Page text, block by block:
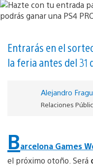
Entrarás en el
la feria antes del 31
Alejandro
Relaciones
Barcelona Games
el próximo otoño. Será